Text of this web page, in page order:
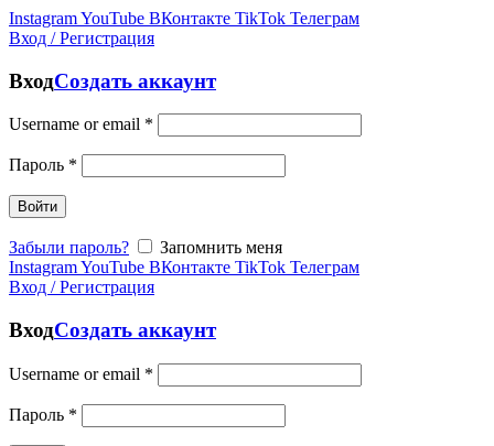
InstagramYouTube ВКонтакте TikTok Телеграм
Вход / Регистрация
ВходСоздать аккаунт
Username or email *
Пароль *
Войти
Забыли пароль?
Запомнить меня
InstagramYouTube ВКонтакте TikTok Телеграм
Вход / Регистрация
ВходСоздать аккаунт
Username or email *
Пароль *